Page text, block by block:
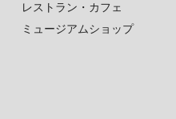
レストラン・カフェ
ミュージアムショップ